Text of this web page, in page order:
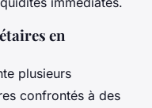
en
plusieurs
confrontés à des